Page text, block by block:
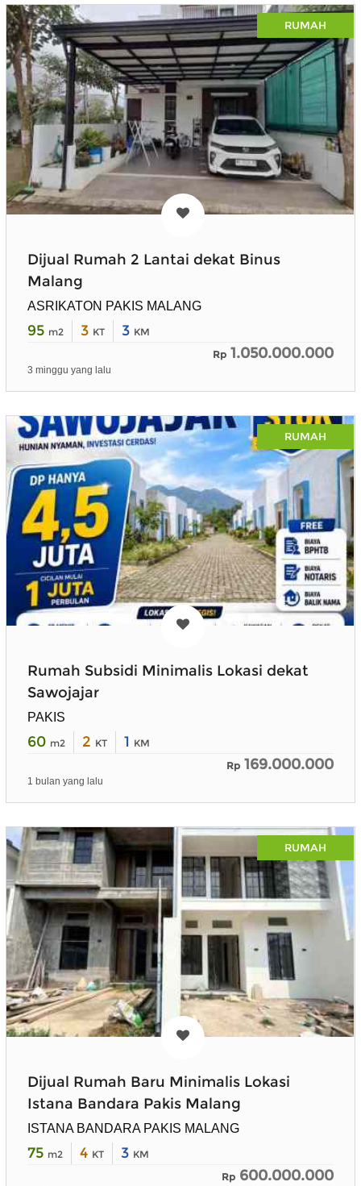
RUMAH
Dijual Rumah 2 Lantai dekat Binus
Malang
ASRIKATON PAKIS MALANG
95 m2 3 KT 3 KM
Rp 1.050.000.000
3 minggu yang lalu
RUMAH
Rumah Subsidi Minimalis Lokasi dekat
Sawojajar
PAKIS
60 m2 2 KT 1 KM
Rp 169.000.000
1 bulan yang lalu
RUMAH
Dijual Rumah Baru Minimalis Lokasi
Istana Bandara Pakis Malang
ISTANA BANDARA PAKIS MALANG
75 m2 4 KT 3 KM
Rp 600.000.000